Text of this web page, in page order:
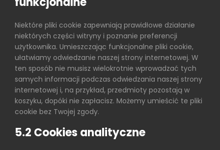
Niektóre pliki cookie zapewniają prawidłowe działanie
niektórych części witryny i poznanie preferencji
użytkownika. Umieszczając funkcjonalne pliki cookie,
ułatwiamy odwiedzanie naszej strony internetowej. W
ten sposób nie musisz wielokrotnie wprowadzać tych
samych informacji podczas odwiedzania naszej strony
internetowej i, na przykład, przedmioty pozostają w
koszyku, dopóki nie zapłacisz. Możemy umieścić te pliki
cookie bez Twojej zgody.
5.2 Cookies analityczne